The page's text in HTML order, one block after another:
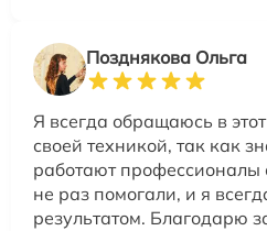
Позднякова Ольга
Я всегда обращаюсь в
своей техникой, так как
работают профессионалы
не раз помогали, и я
результатом. Благодарю